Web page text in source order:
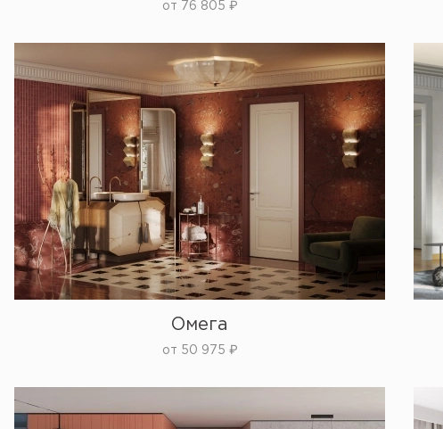
от 76 805 ₽
Омега
от 50 975 ₽